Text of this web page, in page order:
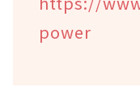
power